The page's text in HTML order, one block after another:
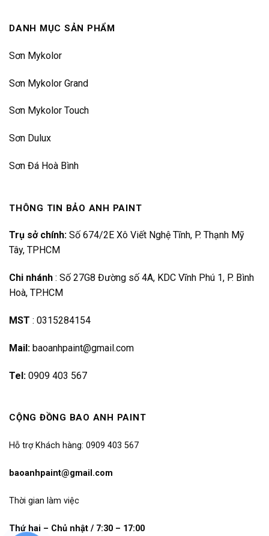
DANH MỤC SẢN PHẨM
Sơn Mykolor
Sơn Mykolor Grand
Sơn Mykolor Touch
Sơn Dulux
Sơn Đá Hoà Bình
THÔNG TIN BẢO ANH PAINT
Trụ sở chính: Số 674/2E Xô Viết Nghệ Tĩnh, P. Thạnh Mỹ
Tây, TPHCM
Chi nhánh : Số 27G8 Đường số 4A, KDC Vĩnh Phú 1, P. Bình
Hoà, TP.HCM
MST : 0315284154
Mail: baoanhpaint@gmail.com
Tel: 0909 403 567
CỘNG ĐỒNG BAO ANH PAINT
Hỗ trợ Khách hàng: 0909 403 567
baoanhpaint@gmail.com
Thời gian làm việc
Thứ hai – Chủ nhật / 7:30 – 17:00